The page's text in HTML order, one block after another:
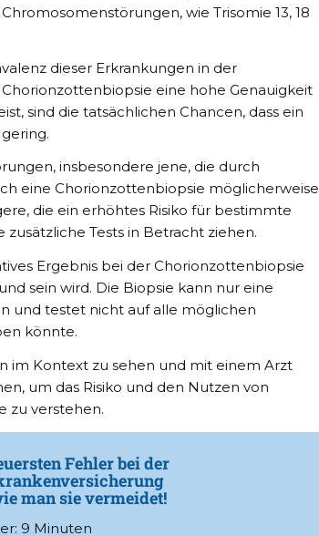
wie Trisomie 13, 18
dieser Erkrankungen in der
eine hohe Genauigkeit
sind die tatsächlichen Chancen, dass ein
insbesondere jene, die durch
eine Chorionzottenbiopsie möglicherweise
die ein erhöhtes Risiko für bestimmte
Tests in Betracht ziehen.
Ergebnis bei der Chorionzottenbiopsie
sein wird. Die Biopsie kann nur eine
und testet nicht auf alle möglichen
könnte.
im Kontext zu sehen und mit einem Arzt
um das Risiko und den Nutzen von
zu verstehen.
Fehler bei der
man sie vermeidet!
9 Minuten